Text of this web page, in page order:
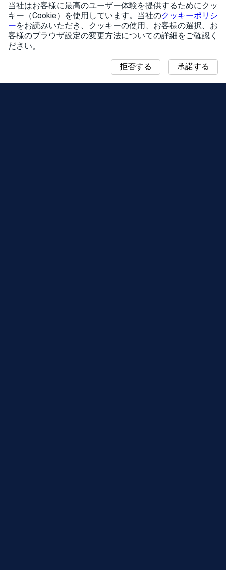
当社はお客様に最高のユーザー体験を提供するためにクッ
キー（Cookie）を使用しています。当社のクッキーポリシ
ーをお読みいただき、クッキーの使用、お客様の選択、お
客様のブラウザ設定の変更方法についての詳細をご確認く
ださい。
承諾する
拒否する